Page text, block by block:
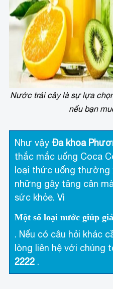
Nước trái cây là sự lựa
nếu bạn
Như vậy Đa khoa
thắc mắc uống Coca
loại thức uống thường
những gây tăng cân
sức khỏe. Vì
Một số loại nước giúp
. Nếu có câu hỏi khác
lòng liên hệ với chúng
2222 .